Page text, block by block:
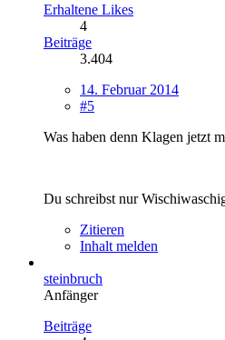
Erhaltene Likes
4
Beiträge
3.404
14. Februar 2014
#5
Was haben denn Klagen jetzt
Du schreibst nur
Zitieren
Inhalt melden
steinbruch
Anfänger
Beiträge